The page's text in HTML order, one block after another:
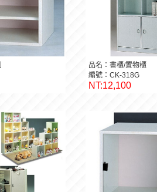
品名：書櫃/置物櫃
編號：CK-318G
NT:12,100